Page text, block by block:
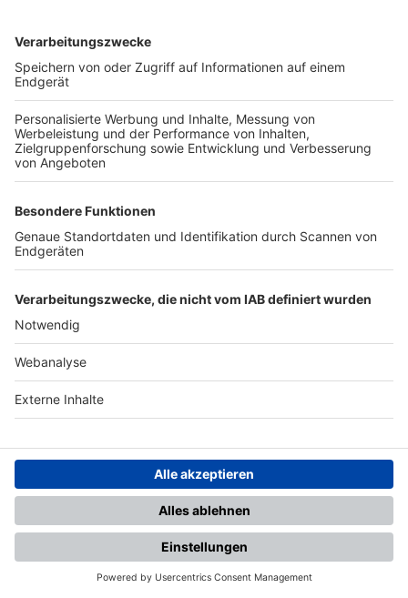
SA.. 16.05.2026 /14:00 Uhr
DJK Vilzing
:
(  : )
SpVgg Greuther Fürth II
VfB Eichstätt
:
TSV Buchbach
ZUM SPIEL
LEGENDE
Tabelle Heim Auswärts Hinrunde Rückrunde